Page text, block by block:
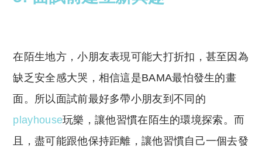
在陌生地方，小朋友表現可能大打折扣，甚至因為
缺乏安全感大哭，相信這是BAMA最怕發生的畫
面。所以面試前最好多帶小朋友到不同的
playhouse玩樂，讓他習慣在陌生的環境探索。而
且，盡可能跟他保持距離，讓他習慣自己一個去發